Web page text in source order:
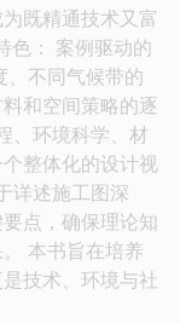
既精通技术又富
色： 案例驱动的
、不同气候带的
和空间策略的逐
、环境科学、材
整体化的设计视
详述施工图深
点，确保理论知
本书旨在培养
技术、环境与社